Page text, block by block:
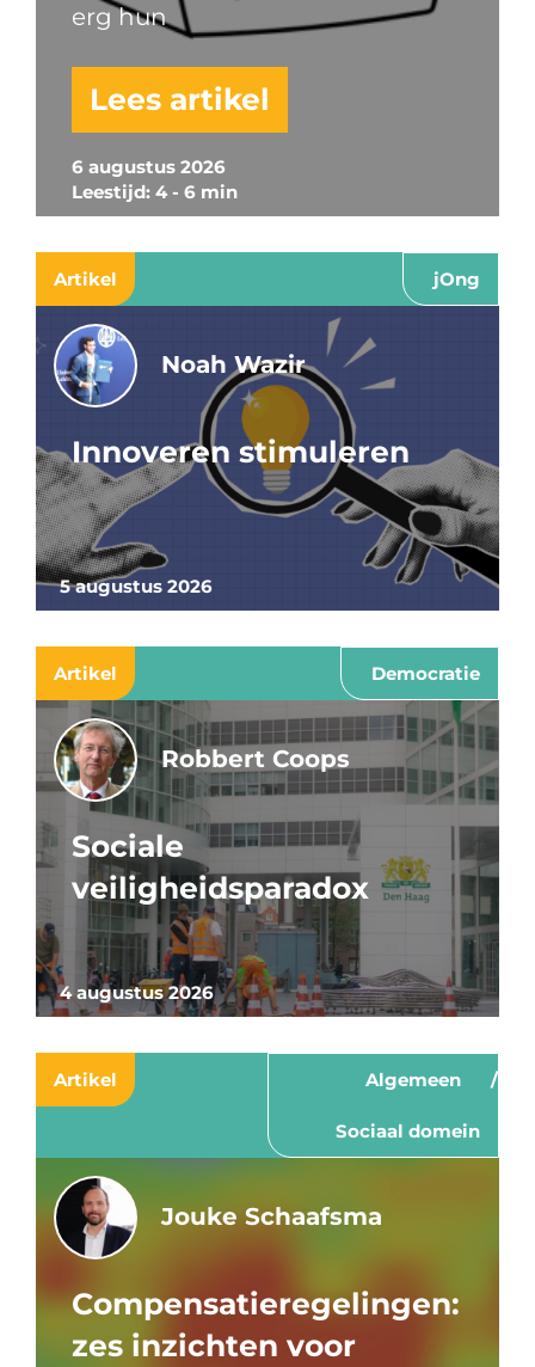
6 augustus 2026
Leestijd: 4 - 6 min
erg hun
Lees artikel
Artikel jOng
5 augustus 2026
Noah Wazir
Innoveren stimuleren
Artikel Democratie
4 augustus 2026
Robbert Coops
Sociale
veiligheidsparadox
Artikel Algemeen
Sociaal domein
Jouke Schaafsma
Compensatieregelingen:
zes inzichten voor